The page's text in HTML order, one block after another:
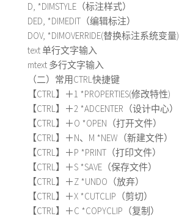
D, *DIMSTYLE（标注样式）
DED, *DIMEDIT（编辑标注）
DOV, *DIMOVERRIDE(替换标注系统变量)
text 单行文字输入
mtext 多行文字输入
（二）常用CTRL快捷键
【CTRL】＋1 *PROPERTIES(修改特性)
【CTRL】＋2 *ADCENTER（设计中心）
【CTRL】＋O *OPEN（打开文件）
【CTRL】＋N、M *NEW（新建文件）
【CTRL】＋P *PRINT（打印文件）
【CTRL】＋S *SAVE（保存文件）
【CTRL】＋Z *UNDO（放弃）
【CTRL】＋X *CUTCLIP（剪切）
【CTRL】＋C *COPYCLIP（复制）